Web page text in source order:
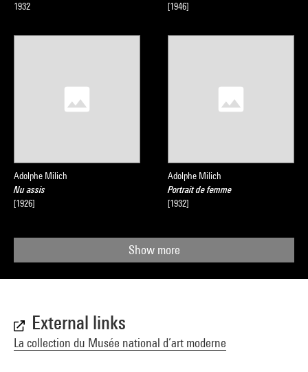
1932
[1946]
Adolphe Milich
Nu assis
[1926]
Adolphe Milich
Portrait de femme
[1932]
Show more
External links
La collection du Musée national d’art moderne